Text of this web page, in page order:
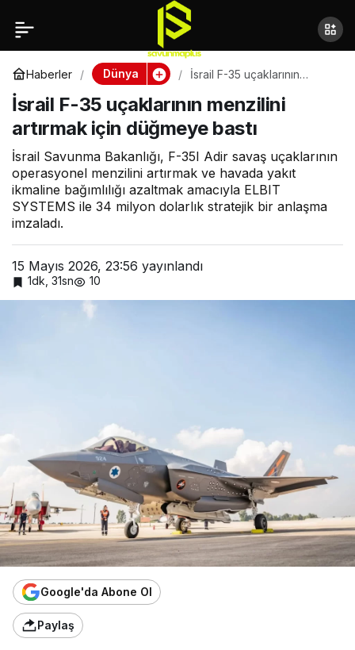
Haberler Dünya
İsrail F-35 uçaklarının
düğmeye bastı
İsrail F-35 uçaklarının menzilini
artırmak için düğmeye bastı
İsrail Savunma Bakanlığı, F-35I Adir savaş uçaklarının
operasyonel menzilini artırmak ve havada yakıt
ikmaline bağımlılığı azaltmak amacıyla ELBIT
SYSTEMS ile 34 milyon dolarlık stratejik bir anlaşma
imzaladı.
15 Mayıs 2026, 23:56 yayınlandı
1dk, 31sn 10
Google'da Abone Ol
Paylaş
ABD ordusunun vuruş
gücüne 3 bin adetlik
yeni füze desteği
Paylaş